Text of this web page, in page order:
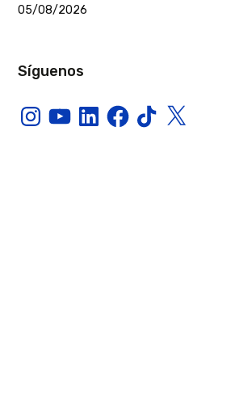
05/08/2026
Síguenos
InstagramYouTubeLinkedInFacebook
TikTokX